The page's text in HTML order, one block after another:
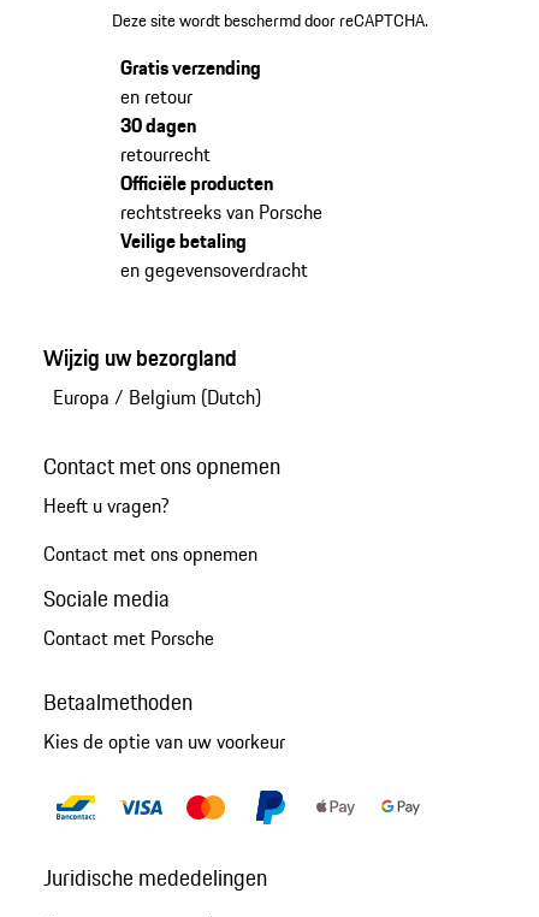
Deze site wordt beschermd door reCAPTCHA.
Gratis verzending
en retour
30 dagen
retourrecht
Officiële producten
rechtstreeks van Porsche
Veilige betaling
en gegevensoverdracht
Wijzig uw bezorgland
Europa / Belgium (Dutch)
Contact met ons opnemen
Heeft u vragen?
Contact met ons opnemen
Sociale media
Contact met Porsche
Betaalmethoden
Kies de optie van uw voorkeur
Juridische mededelingen